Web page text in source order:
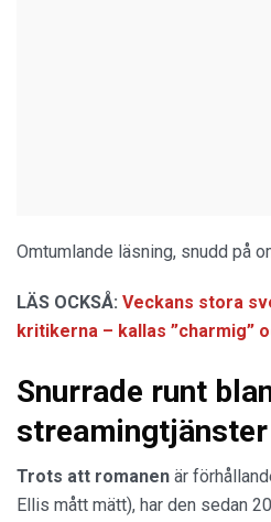
Omtumlande läsning, snudd på
LÄS OCKSÅ: Veckans stora
kritikerna – kallas ”charmig”
Snurrade runt
streamingtjänster
Trots att romanen är
Ellis mått mätt), har den sedan